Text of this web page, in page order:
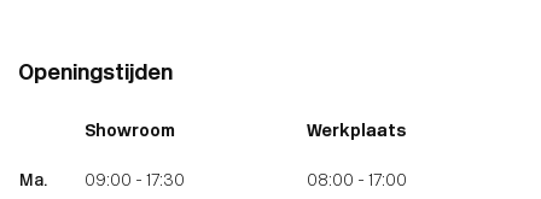
Openingstijden
Showroom Werkplaats
Ma. 09:00 - 17:30
08:00 - 17:00